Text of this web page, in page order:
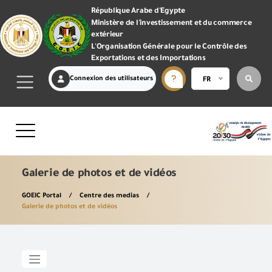
République Arabe d'Egypte
Ministère de l'investissement et du commerce
extérieur
L'Organisation Générale pour le Contrôle des
Exportations et des Importations
Connexion des utilisateurs FR
Galerie de photos et de vidéos
GOEIC Portal
Centre des medias
Galerie de photos et de vidéos